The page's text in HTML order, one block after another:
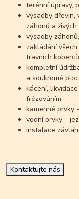
terénní úpravy,
výsadby dřevin,
záhonů a
výsadby
zakládání
travních koberců
kompletní
a soukromé
kácení,
frézováním
kamenné prvky
vodní prvky –
instalace
Kontaktujte nás